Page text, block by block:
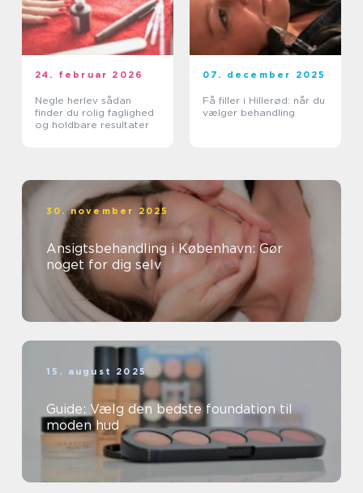
24. februar 2026
Negle herlev sådan
finder du rolig faglighed
og holdbare resultater
07. december 2025
Få filler i Hillerød: når du
vælger behandling
30. november 2025
Ansigtsbehandling i København: Gør
noget for dig selv
15. august 2025
Guide: Vælg den bedste foundation til
moden hud